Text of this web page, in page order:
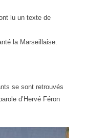
lu un texte de
la Marseillaise.
se sont retrouvés
d’Hervé Féron